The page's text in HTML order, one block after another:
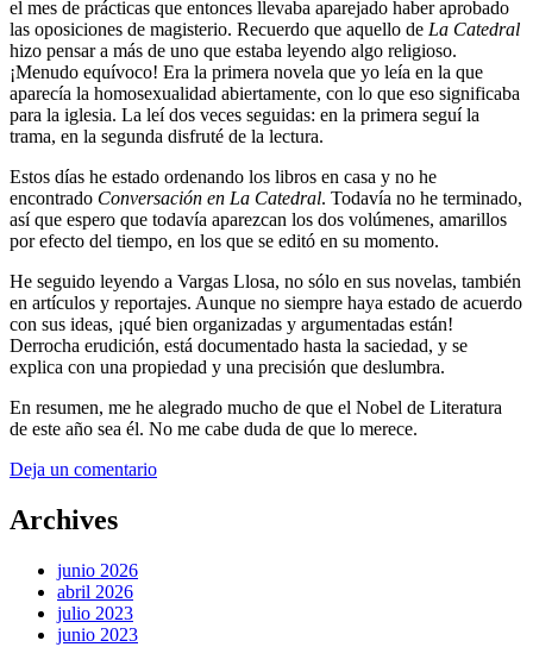
el mes de prácticas que entonces llevaba aparejado haber aprobado
las oposiciones de magisterio. Recuerdo que aquello de La Catedral
hizo pensar a más de uno que estaba leyendo algo religioso.
¡Menudo equívoco! Era la primera novela que yo leía en la que
aparecía la homosexualidad abiertamente, con lo que eso significaba
para la iglesia. La leí dos veces seguidas: en la primera seguí la
trama, en la segunda disfruté de la lectura.
Estos días he estado ordenando los libros en casa y no he
encontrado Conversación en La Catedral. Todavía no he terminado,
así que espero que todavía aparezcan los dos volúmenes, amarillos
por efecto del tiempo, en los que se editó en su momento.
He seguido leyendo a Vargas Llosa, no sólo en sus novelas, también
en artículos y reportajes. Aunque no siempre haya estado de acuerdo
con sus ideas, ¡qué bien organizadas y argumentadas están!
Derrocha erudición, está documentado hasta la saciedad, y se
explica con una propiedad y una precisión que deslumbra.
En resumen, me he alegrado mucho de que el Nobel de Literatura
de este año sea él. No me cabe duda de que lo merece.
Deja un comentario
Archives
junio 2026
abril 2026
julio 2023
junio 2023